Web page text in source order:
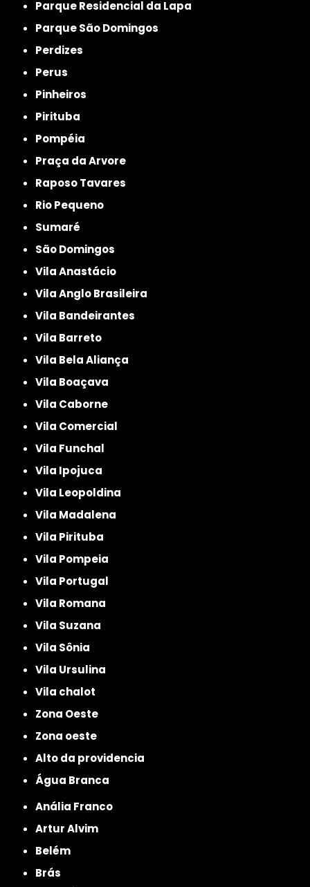
Parque Residencial da Lapa
Parque São Domingos
Perdizes
Perus
Pinheiros
Pirituba
Pompéia
Praça da Arvore
Raposo Tavares
Rio Pequeno
Sumaré
São Domingos
Vila Anastácio
Vila Anglo Brasileira
Vila Bandeirantes
Vila Barreto
Vila Bela Aliança
Vila Boaçava
Vila Caborne
Vila Comercial
Vila Funchal
Vila Ipojuca
Vila Leopoldina
Vila Madalena
Vila Pirituba
Vila Pompeia
Vila Portugal
Vila Romana
Vila Suzana
Vila Sônia
Vila Ursulina
Vila chalot
Zona Oeste
Zona oeste
alto da providencia
Água Branca
Anália Franco
Artur Alvim
Belém
Brás